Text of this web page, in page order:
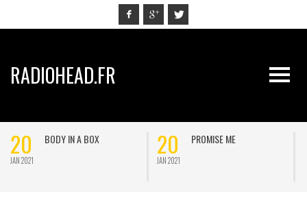
RADIOHEAD.FR
20
JAN 2021
BODY IN A BOX 20
JAN 2021
PROMISE ME